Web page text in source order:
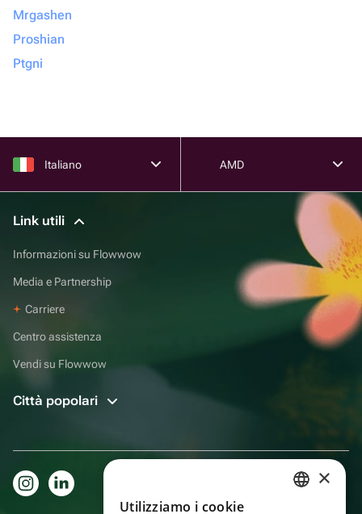
Mrgashen
Proshian
Ptgni
Italiano AMD
Link utili
Informazioni su Flowwow
Media e Partnership
Carriere
Centro assistenza
Vendi su Flowwow
Città popolari
×
Utilizziamo i cookie